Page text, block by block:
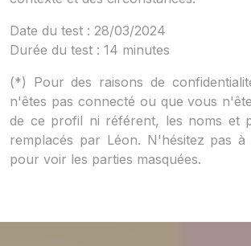
Date du test : 28/03/2024
Durée du test : 14 minutes
(*) Pour des raisons de
n'êtes pas connecté ou que vous
de ce profil ni référent, les noms et
remplacés par Léon. N'hésitez pas
pour voir les parties masquées.